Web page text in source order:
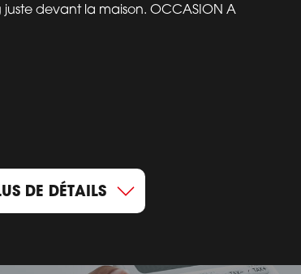
devant la maison. OCCASION A
DE DÉTAILS